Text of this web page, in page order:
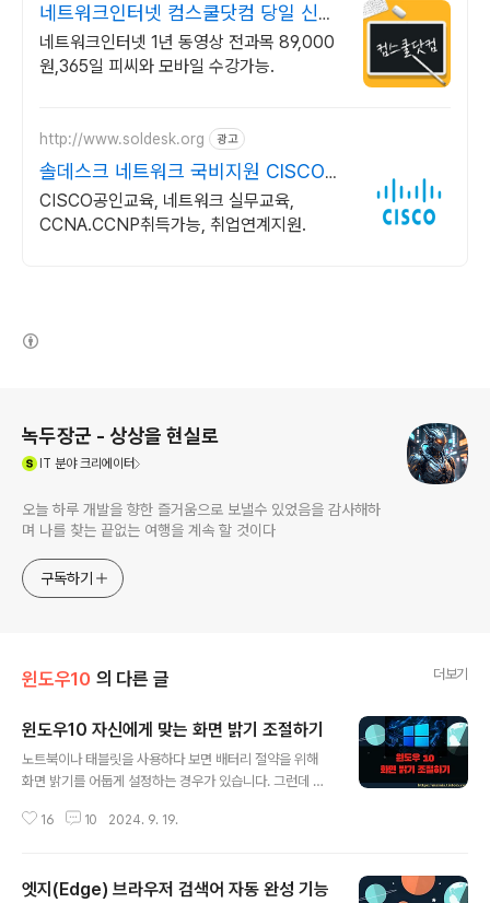
네트워크인터넷 컴스쿨닷컴 당일 신청
&결제시 기프티콘!
네트워크인터넷 1년 동영상 전과목 89,000
원,365일 피씨와 모바일 수강가능.
http://www.soldesk.org 광고
솔데스크 네트워크 국비지원 CISCO
공인교육진행
CISCO공인교육, 네트워크 실무교육,
CCNA.CCNP취득가능, 취업연계지원.
녹두장군 - 상상을 현실로
IT 분야 크리에이터
오늘 하루 개발을 향한 즐거움으로 보낼수 있었음을 감사해하
며 나를 찾는 끝없는 여행을 계속 할 것이다
구독하기
윈도우10 의 다른 글 더보기
윈도우10 자신에게 맞는 화면 밝기 조절하기
노트북이나 태블릿을 사용하다 보면 배터리 절약을 위해
화면 밝기를 어둡게 설정하는 경우가 있습니다. 그런데 전
을 부릅뜨며 볼 필요가 없겠죠. 이렇게 윈도우10 에서 화면
쪽 하단에 있는 윈도우 아이콘을 클릭합니다. [시작] 화면
16 10 2024. 9. 19.
엣지(Edge) 브라우저 검색어 자동 완성 기능